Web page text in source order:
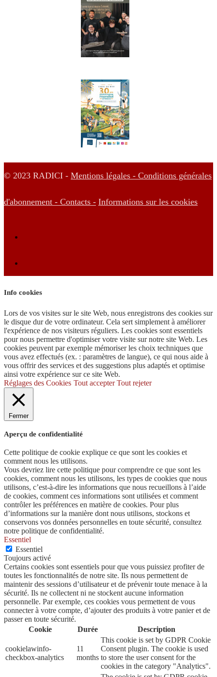
© 2023 RADICI - Mentions légales - Conditions générales
d'abonnement - Contacts - Informations sur les cookies
Info cookies
Lors de vos visites sur le site Web, nous enregistrons des cookies sur
le disque dur de votre ordinateur. Cela sert simplement à améliorer
l'expérience de nos visiteurs réguliers. Les cookies sont essentiels
pour nous permettre d'optimiser votre visite sur notre site Web. Les
cookies peuvent par exemple mémoriser les choix techniques que
vous avez effectués (ex. : paramètres de langue), ce qui nous aide à
vous offrir des services et des suggestions plus adaptés et optimise
ainsi votre expérience sur ce site Web.
Réglages des Cookies Tout accepter Tout rejeter
Fermer
Aperçu de confidentialité
Cette politique de cookie explique ce que sont les cookies et
comment nous les utilisons.
Vous devriez lire cette politique pour comprendre ce que sont les
cookies, comment nous les utilisons, les types de cookies que nous
utilisons, c’est-à-dire les informations que nous recueillons à l’aide
de cookies, comment ces informations sont utilisées et comment
contrôler les préférences en matière de cookies. Pour plus
d’informations sur la manière dont nous utilisons, stockons et
conservons vos données personnelles en toute sécurité, consultez
notre politique de confidentialité.
Essentiel
Essentiel
Toujours activé
Certains cookies sont essentiels pour que vous puissiez profiter de
toutes les fonctionnalités de notre site. Ils nous permettent de
maintenir des sessions d’utilisateur et de prévenir toute menace à la
sécurité. Ils ne collectent ni ne stockent aucune information
personnelle. Par exemple, ces cookies vous permettent de vous
connecter à votre compte, d’ajouter des produits à votre panier et de
passer en toute sécurité.
Cookie
Durée Description
cookielawinfo-
checkbox-analytics
11
months
This cookie is set by GDPR Cookie
Consent plugin. The cookie is used
to store the user consent for the
cookies in the category "Analytics".